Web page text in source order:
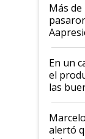
Más
suelo
En un
el
las
agro
"Los
alertó